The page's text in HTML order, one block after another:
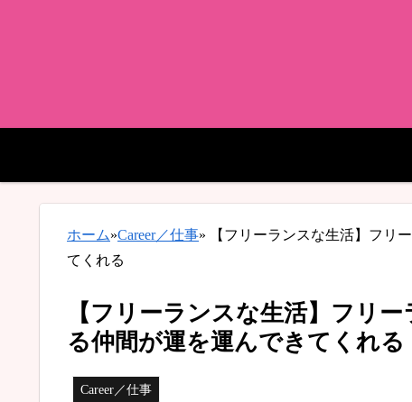
ホーム»Career／仕事» 【フリーランスな生活】フリ
てくれる
【フリーランスな生活】フリ
る仲間が運を運んできてくれる
Career／仕事